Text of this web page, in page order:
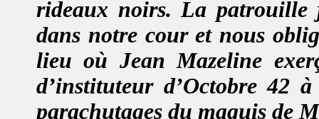
rideaux noirs. La patrouille
dans notre cour et nous
lieu où Jean Mazeline
d’instituteur d’Octobre 42
parachutages du maquis de